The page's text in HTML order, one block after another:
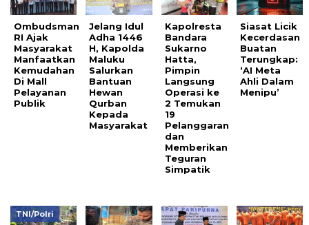
Ombudsman
RI Ajak
Masyarakat
Manfaatkan
Kemudahan
Di Mall
Pelayanan
Publik
Jelang Idul
Adha 1446
H, Kapolda
Maluku
Salurkan
Bantuan
Hewan
Qurban
Kepada
Masyarakat
Kapolresta
Bandara
Sukarno
Hatta,
Pimpin
Langsung
Operasi ke
2 Temukan
19
Pelanggaran
dan
Memberikan
Teguran
Simpatik
Siasat Licik
Kecerdasan
Buatan
Terungkap:
‘AI Meta
Ahli Dalam
Menipu’
TNI/Polri